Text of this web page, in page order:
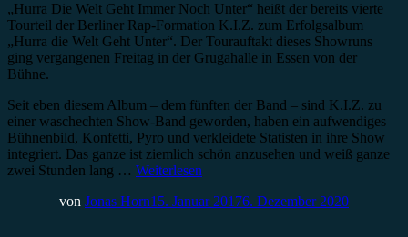
„Hurra Die Welt Geht Immer Noch Unter“ heißt der bereits vierte
Tourteil der Berliner Rap-Formation K.I.Z. zum Erfolgsalbum
„Hurra die Welt Geht Unter“. Der Tourauftakt dieses Showruns
ging vergangenen Freitag in der Grugahalle in Essen von der
Bühne.
Seit eben diesem Album – dem fünften der Band – sind K.I.Z. zu
einer waschechten Show-Band geworden, haben ein aufwendiges
Bühnenbild, Konfetti, Pyro und verkleidete Statisten in ihre Show
integriert. Das ganze ist ziemlich schön anzusehen und weiß ganze
zwei Stunden lang … Weiterlesen
von Jonas Horn15. Januar 20176. Dezember 2020